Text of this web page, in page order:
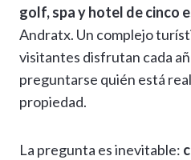
golf, spa y hotel de cinco
Andratx. Un complejo
visitantes disfrutan cada
preguntarse quién está
propiedad.
La pregunta es inevitable: